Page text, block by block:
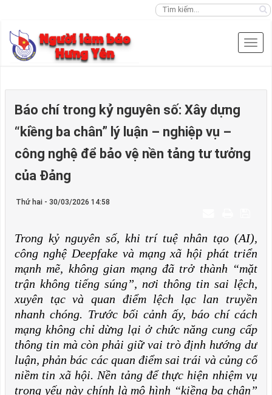
Báo chí trong kỷ nguyên số: Xây dựng
“kiềng ba chân” lý luận – nghiệp vụ –
công nghệ để bảo vệ nền tảng tư tưởng
của Đảng
Thứ hai - 30/03/2026 14:58
Trong kỷ nguyên số, khi trí tuệ nhân tạo (AI),
công nghệ Deepfake và mạng xã hội phát triển
mạnh mẽ, không gian mạng đã trở thành “mặt
trận không tiếng súng”, nơi thông tin sai lệch,
xuyên tạc và quan điểm lệch lạc lan truyền
nhanh chóng. Trước bối cảnh ấy, báo chí cách
mạng không chỉ dừng lại ở chức năng cung cấp
thông tin mà còn phải giữ vai trò định hướng dư
luận, phản bác các quan điểm sai trái và củng cố
niềm tin xã hội. Nền tảng để thực hiện nhiệm vụ
trọng yếu này chính là mô hình “kiềng ba chân”